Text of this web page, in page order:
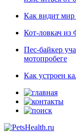
Как видит мир
Кот-ловкач
Пес-байкер
мотопробеге
Как устроен